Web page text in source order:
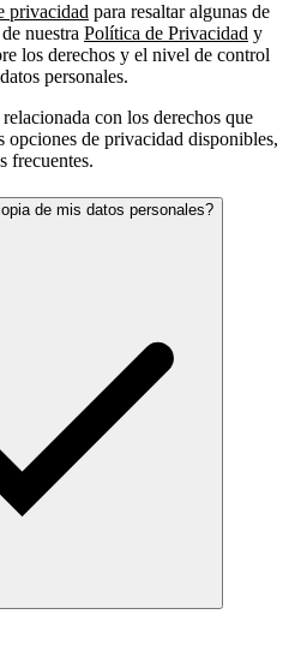
privacidad para resaltar algunas de
nuestra Política de Privacidad y
los derechos y el nivel de control
personales.
con los derechos que
opciones de privacidad disponibles,
frecuentes.
de mis datos personales?